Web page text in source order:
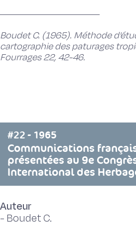
Boudet C. (1965). Méthode
cartographie des paturages
Fourrages 22, 42-46.
#22 - 1965
Communications
présentées au 9e
International des
Auteur
- Boudet C.